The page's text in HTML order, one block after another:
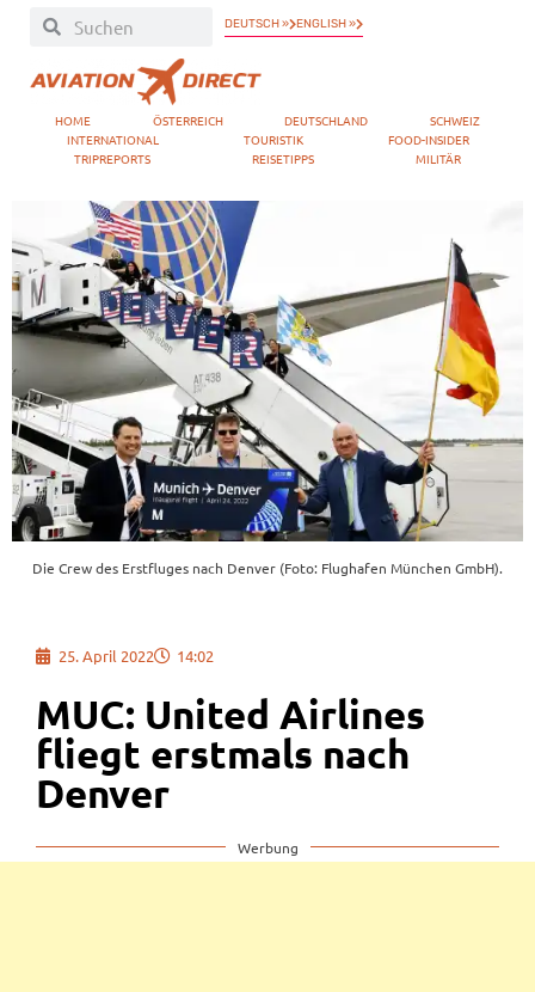
DEUTSCH » ENGLISH »
HOME ÖSTERREICH DEUTSCHLAND
SCHWEIZ
INTERNATIONAL
TOURISTIK
FOOD-INSIDER
TRIPREPORTS
REISETIPPS MILITÄR
Die Crew des Erstfluges nach Denver (Foto: Flughafen München GmbH).
25. April 2022 14:02
MUC: United Airlines
fliegt erstmals nach
Denver
Werbung